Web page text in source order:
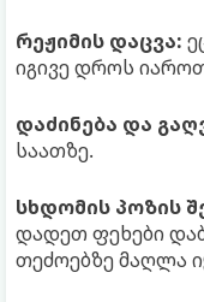
რეჟიმის დაცვა:
იგივე დროს
დაძინება და
საათზე.
სხდომის პოზის
დადეთ ფეხები
თეძოებზე მაღლა